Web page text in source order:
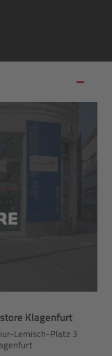
Klagenfurt
Lemisch-Platz 3